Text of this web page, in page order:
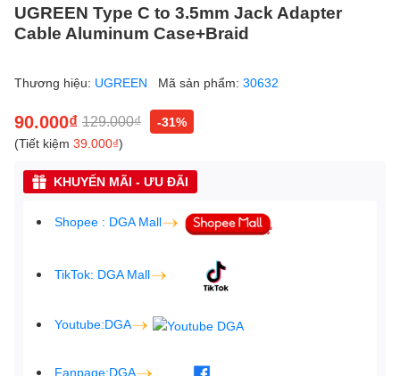
UGREEN Type C to 3.5mm Jack Adapter
Cable Aluminum Case+Braid
Thương hiệu: UGREEN Mã sản phẩm: 30632
90.000₫ 129.000₫
-31%
(Tiết kiệm 39.000₫)
KHUYẾN MÃI - ƯU ĐÃI
Shopee : DGA Mall
TikTok: DGA Mall
Youtube:DGA
Fanpage:DGA